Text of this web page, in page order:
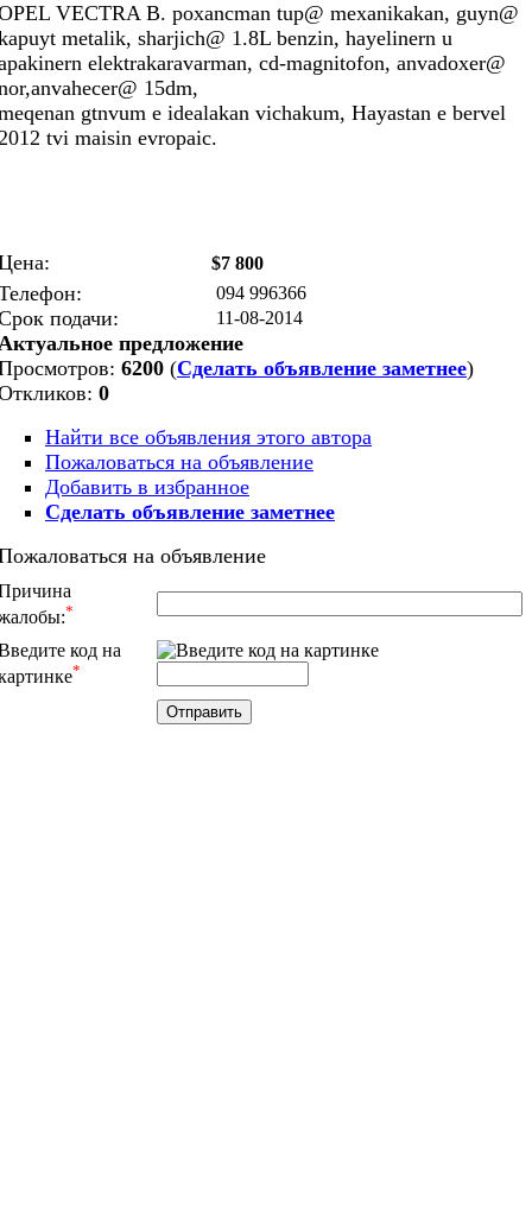
VECTRA B. poxancman tup@ mexanikakan, guyn@
metalik, sharjich@ 1.8L benzin, hayelinern u
elektrakaravarman, cd-magnitofon, anvadoxer@
15dm,
gtnvum e idealakan vichakum, Hayastan e bervel
tvi maisin evropaic.
$7 800
094 996366
подачи: 11-08-2014
предложение
6200 (Сделать объявление заметнее)
0
Найти все объявления этого автора
Пожаловаться на объявление
Добавить в избранное
Сделать объявление заметнее
на объявление
*
код на
*